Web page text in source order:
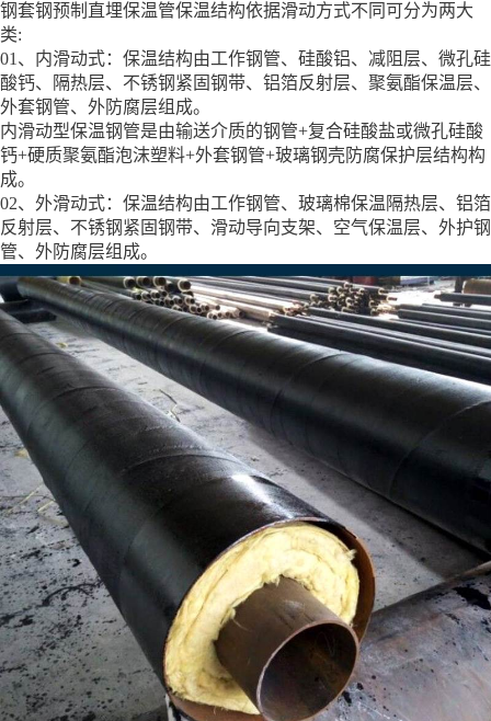
钢套钢预制直埋保温管保温结构依据滑动方式不同可分为两大
类:
01、内滑动式：保温结构由工作钢管、硅酸铝、减阻层、微孔硅
酸钙、隔热层、不锈钢紧固钢带、铝箔反射层、聚氨酯保温层、
外套钢管、外防腐层组成。
内滑动型保温钢管是由输送介质的钢管+复合硅酸盐或微孔硅酸
钙+硬质聚氨酯泡沫塑料+外套钢管+玻璃钢壳防腐保护层结构构
成。
02、外滑动式：保温结构由工作钢管、玻璃棉保温隔热层、铝箔
反射层、不锈钢紧固钢带、滑动导向支架、空气保温层、外护钢
管、外防腐层组成。